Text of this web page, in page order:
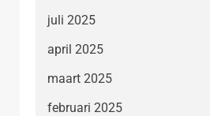
juli 2025
april 2025
maart 2025
februari 2025